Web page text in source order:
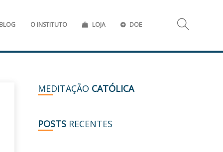
BLOG O INSTITUTO LOJA DOE
MEDITAÇÃO CATÓLICA
POSTS RECENTES